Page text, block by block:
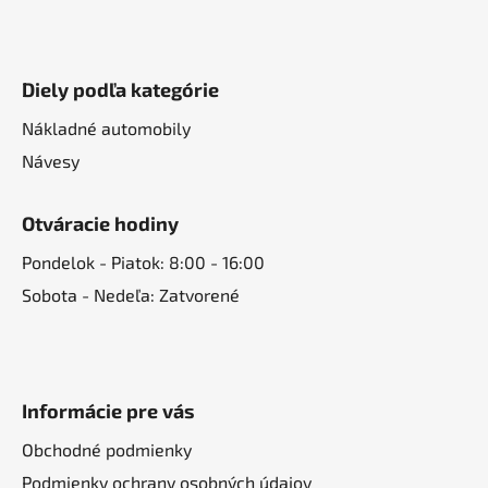
Diely podľa kategórie
Nákladné automobily
Návesy
Otváracie hodiny
Pondelok - Piatok: 8:00 - 16:00
Sobota - Nedeľa: Zatvorené
Informácie pre vás
Obchodné podmienky
Podmienky ochrany osobných údajov